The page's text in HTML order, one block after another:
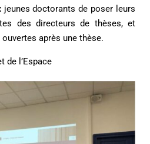
jeunes doctorants de poser leurs
des directeurs de thèses, et
après une thèse.
de l’Espace